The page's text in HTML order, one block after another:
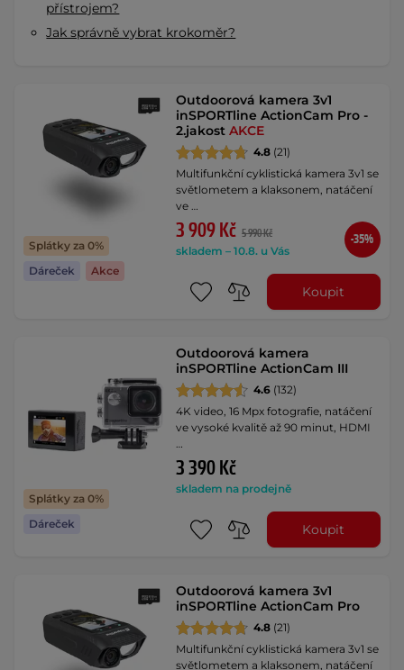
přístrojem?
Jak správně vybrat krokoměr?
Splátky za 0%
Dáreček
Akce
Outdoorová kamera 3v1
inSPORTline ActionCam Pro -
2.jakostAKCE
4.8 (21)
Multifunkční cyklistická kamera 3v1 se
světlometem a klaksonem, natáčení
ve …
3 909 Kč 5 990 Kč
skladem – 10.8. u Vás
-35%
Koupit
Splátky za 0%
Dáreček
Outdoorová kamera
inSPORTline ActionCam III
4.6 (132)
4K video, 16 Mpx fotografie, natáčení
ve vysoké kvalitě až 90 minut, HDMI
…
3 390 Kč
skladem na prodejně
Koupit
Outdoorová kamera 3v1
inSPORTline ActionCam Pro
4.8 (21)
Multifunkční cyklistická kamera 3v1 se
světlometem a klaksonem, natáčení